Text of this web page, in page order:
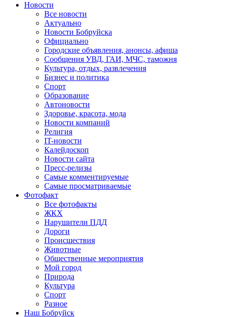
Новости
Все новости
Актуально
Новости Бобруйска
Официально
Городские объявления, анонсы, афиша
Сообщения УВД, ГАИ, МЧС, таможня
Культура, отдых, развлечения
Бизнес и политика
Спорт
Образование
Автоновости
Здоровье, красота, мода
Новости компаний
Религия
IT-новости
Калейдоскоп
Новости сайта
Пресс-релизы
Самые комментируемые
Самые просматриваемые
Фотофакт
Все фотофакты
ЖКХ
Нарушители ПДД
Дороги
Происшествия
Животные
Общественные мероприятия
Мой город
Природа
Культура
Спорт
Разное
Наш Бобруйск